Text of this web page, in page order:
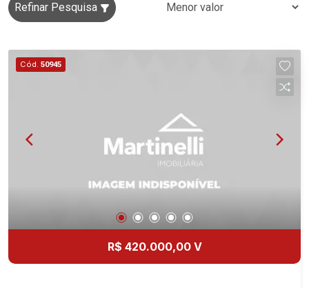
Refinar Pesquisa
Cód. 50945
R$ 420.000,00 V